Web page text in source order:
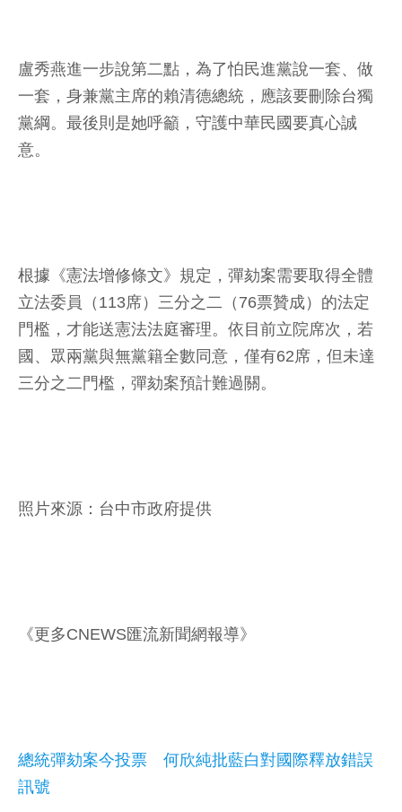
盧秀燕進一步說第二點，為了怕民進黨說一套、做
一套，身兼黨主席的賴清德總統，應該要刪除台獨
黨綱。最後則是她呼籲，守護中華民國要真心誠
意。
根據《憲法增修條文》規定，彈劾案需要取得全體
立法委員（113席）三分之二（76票贊成）的法定
門檻，才能送憲法法庭審理。依目前立院席次，若
國、眾兩黨與無黨籍全數同意，僅有62席，但未達
三分之二門檻，彈劾案預計難過關。
照片來源：台中市政府提供
《更多CNEWS匯流新聞網報導》
總統彈劾案今投票 何欣純批藍白對國際釋放錯誤
訊號